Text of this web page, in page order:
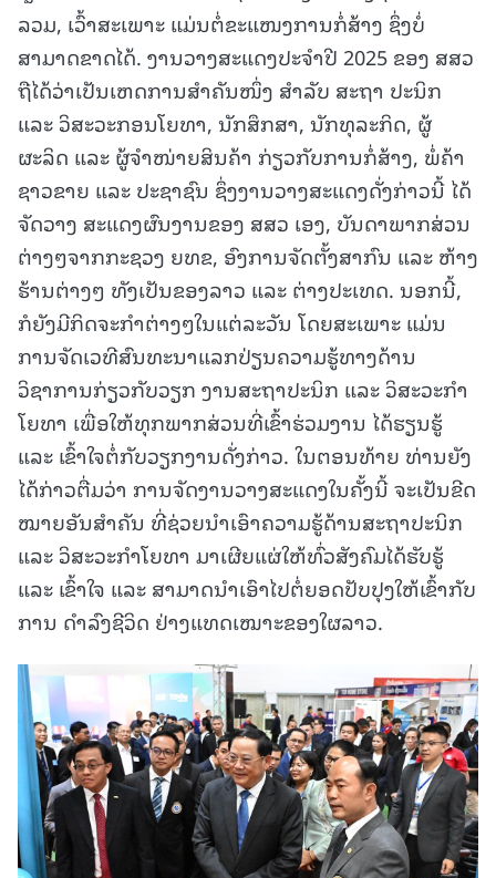
ລວມ, ເວົ້າສະເພາະ ແມ່ນຕໍ່ຂະແໜງການກໍ່ສ້າງ ຊຶ່ງບໍ່
ສາມາດຂາດໄດ້. ງານວາງສະແດງປະຈຳປີ 2025 ຂອງ ສສວ
ຖືໄດ້ວ່າເປັນເຫດການສໍາຄັນໜຶ່ງ ສໍາລັບ ສະຖາ ປະນິກ
ແລະ ວິສະວະກອນໂຍທາ, ນັກສຶກສາ, ນັກທຸລະກິດ, ຜູ້
ຜະລິດ ແລະ ຜູ້ຈຳໜ່າຍສິນຄ້າ ກ່ຽວກັບການກໍ່ສ້າງ, ພໍ່ຄ້າ
ຊາວຂາຍ ແລະ ປະຊາຊົນ ຊຶ່ງງານວາງສະແດງດັ່ງກ່າວນີ້ ໄດ້
ຈັດວາງ ສະແດງຜົນງານຂອງ ສສວ ເອງ, ບັນດາພາກສ່ວນ
ຕ່າງໆຈາກກະຊວງ ຍທຂ, ອົງການຈັດຕັ້ງສາກົນ ແລະ ຫ້າງ
ຮ້ານຕ່າງໆ ທັງເປັນຂອງລາວ ແລະ ຕ່າງປະເທດ. ນອກນີ້,
ກໍຍັງມີກິດຈະກຳຕ່າງໆໃນແຕ່ລະວັນ ໂດຍສະເພາະ ແມ່ນ
ການຈັດເວທີສົນທະນາແລກປ່ຽນຄວາມຮູ້ທາງດ້ານ
ວິຊາການກ່ຽວກັບວຽກ ງານສະຖາປະນິກ ແລະ ວິສະວະກຳ
ໂຍທາ ເພື່ອໃຫ້ທຸກພາກສ່ວນທີ່ເຂົ້າຮ່ວມງານ ໄດ້ຮຽນຮູ້
ແລະ ເຂົ້າໃຈຕໍ່ກັບວຽກງານດັ່ງກ່າວ. ໃນຕອນທ້າຍ ທ່ານຍັງ
ໄດ້ກ່າວຕື່ມວ່າ ການຈັດງານວາງສະແດງໃນຄັ້ງນີ້ ຈະເປັນຂີດ
ໝາຍອັນສໍາຄັນ ທີ່ຊ່ວຍນໍາເອົາຄວາມຮູ້ດ້ານສະຖາປະນິກ
ແລະ ວິສະວະກຳໂຍທາ ມາເຜີຍແຜ່ໃຫ້ທົ່ວສັງຄົມໄດ້ຮັບຮູ້
ແລະ ເຂົ້າໃຈ ແລະ ສາມາດນໍາເອົາໄປຕໍ່ຍອດປັບປຸງໃຫ້ເຂົ້າກັບ
ການ ດໍາລົງຊີວິດ ຢ່າງແທດເໝາະຂອງໃຜລາວ.